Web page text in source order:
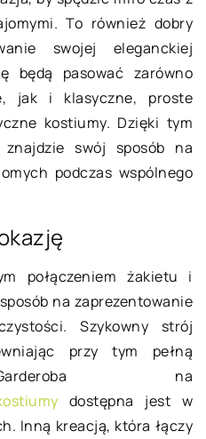
To również dobry
swojej eleganckiej
będą pasować zarówno
jak i klasyczne, proste
kostiumy. Dzięki tym
swój sposób na
podczas wspólnego
połączeniem żakietu i
na zaprezentowanie
Szykowny strój
przy tym pełną
na
dostępna jest w
Inną kreacją, która łączy